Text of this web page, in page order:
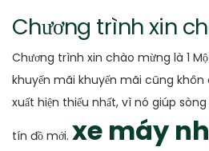
Chương trình xin
Chương trình xin chào mừng là 1
khuyến mãi khuyến mãi cũng khôn
xuất hiện thiếu nhất, vì nó giúp
tín đồ mới. xe máy